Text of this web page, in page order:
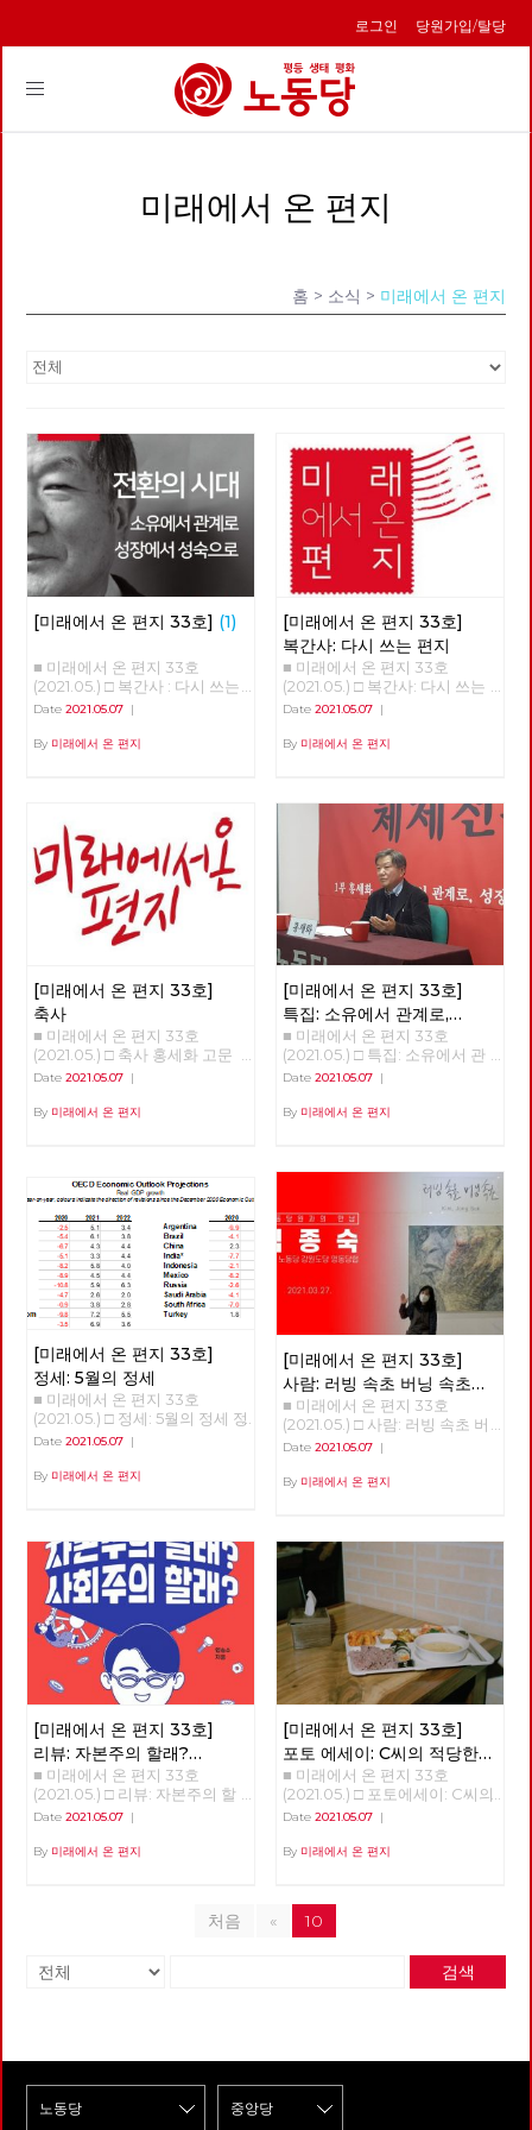
로그인 당원가입/탈당
Toggle
미래에서 온 편지
홈 > 소식 > 미래에서 온 편지
[미래에서 온 편지 33호] (1)
■ 미래에서 온 편지 33호
(2021.05.) □ 복간사 : 다시 쓰는
편지 □ 축사 □ 특집 : 소유에서
세 : 5월의 정세 □ 사람 : 러빙 속
■ 편집위원: 김석정, 나도원, 안
보영, 이용규, 적야, 현린
Date 2021.05.07 |
By 미래에서 온 편지
[미래에서 온 편지 33호]
복간사: 다시 쓰는 편지
■ 미래에서 온 편지 33호
(2021.05.) □ 복간사: 다시 쓰는
편지 노동당 기관지 [미래에서
6월 32호 이후 5년 만의 복간입
사회주의를 향한 노동당의 사유
를 다시 모아 내고 실천을 이어
간다는 것입니다. 끊어졌던 편지
를 다시 쓴다는 것은 끊어졌던
선을 다시 잇는다는 것입니다.
흩어져 있던 점들을 이어 다시
광장을 연다는 것입니다. 모두
가 쓸모 없다며 사회주의라는 과
거를 폐기하지만, 불가능하다며
사회주의라는 미래를 포기하지
만, 그리하여 자본주의라는 반인
간적, 반민주적, 반사회적 체제
속에 안주하지만, 노동당은 다릅
니다. 노동당은 다른 시간에 대
한 사유를 놓지 않습니다. 노동
당은 다른 공간을 위한 실천을
놓지 않습니다. 선이 끊어질 때,
점들은 고립되고 마침내 소멸합
다. 당원과 당원 사이의 선, 지역
과 지역 사이의 선, 당 안과 밖 사
이의 선, 그리고 과거와 현재, 미
래와 현재 사이의 선들을 이어
활성화할 때, 노동당의 광장 또
한 다시 열리고 다시 확장해 갈
것입니다. 어려운 조건이지만,
김석정, 나도원, 안보영, 이용규,
적야, 현린 6인의 편집위원이 우
선 시작합니다. 이갑용, 임수태,
홍세화 고문과 김일규, 김종숙
동지를 비롯한 당원들이 함께 해
주셨습니다. 덕분에 [미래에서
온 편지] 복간호인 33호를 시작
할 수 있었습니다. 앞으로 더 많
리라 믿습니다. 고맙습니다. 현
Date 2021.05.07|
By 미래에서 온 편지
[미래에서 온 편지 33호]
축사
■ 미래에서 온 편지 33호
(2021.05.) □ 축사 홍세화 고문
안녕하세요? 노동당 기관지 <
(온라인) 발간을 당원 여러분과
상에 알리는 장으로, 또한 우리
함께 학습하고 토론하는 텃밭으
로 활용되기를 바랍니다. “조직
하라, 학습하라, 선전(홍보)하
라”는 세월의 흐름 속에서도 결
코 시들 수 없는 명제입니다. 어
려운 시절을 보내고 또 보냈습니
다. 시지프스가 바위를 다시 끌
마음가짐으로 <미래에서 온 편
지>와 함께 하기 바랍니다. 임수
태 고문 ‘미래에서 온 편지’가
복간된다니 기쁩니다. 기관지가
당원들의 마음을 이어주는 다리
가 되고 침체된 당의 분위기를
깨뜨리는 활력소가 되어주었으
는 불평등과 환경 파괴, 기후 위
기 등은 자본주의 체제가 더 이
상 지속 가능하지 않다는 경고입
니다. 하지만 대한민국에서 자본
주의를 극복하지 않으면 안 된다
는 입장을 분명히 밝히고 있는
공당은 우리 노동당 밖에 없습니
다. 이런 이유 하나만으로도 우
리 노동당의 존재 이유는 충분하
다고 생각합니다. 기관지가 우리
노동당의 존재 이유를 증명하는
데 큰 역할을 해 주기를 바랍니
다. 이갑용 고문 노동당 기관지
복간을 바라 보며, 당대표 시절
'미래에서 온 편지'를 폐간하면
기관지를 재정 문제로 폐간을 하
이야기들 한 권이라도 더 살리려
고 사용하지 않는 복도에 보관을
책들마저도 둘 공간이 없어 폐기
처분했습니다. 아픔이 많은 기관
이기에 지키는 것은 어렵지 않으
리라 생각합니다. 앞장서 복간을
준비하신 동지들의 노고에 감사
드리고 기관지가 복간되면 당원
Date 2021.05.07 |
By 미래에서 온 편지
[미래에서 온 편지 33호]
특집: 소유에서 관계로,
성장에서 성숙으로
■ 미래에서 온 편지 33호
(2021.05.) □ 특집: 소유에서 관
계로, 성장에서 성숙으로 홍세화
관계로, 성장에서 성숙으로> 오
개념에서 벗어나고, 인간과 인간
사이는 물론 인간과 자연 사이의
관계를 재구성해야 한다는 의미
이다. 한국 사회에서 우리의 모
든 목표는 성장이었다. 우리 의
식을 지배하는 '소유와 성장'을
넘어 '관계와 성숙'이라는 개념
으로 변혁해야 한다. 해방의 조
건은 관계의 성숙 한국 사회는
총체적 위기에 몰려 있다. 이 위
기는 임계점에 가까이 왔다. 두
가지 위기가 있다. 자연과 기후
의 생태적 위기, 그리고 기술 혁
명으로 인한 체제 자체의 위기
다. 곧 인간이 통제할 수 없는 세
상이 올 것이다. ‘좀비’와 같은 처
지로 인간이 전락할 지도 모른
다. 통제할 수 없는 세상에서 인
것이다. <1984>와 <멋진 신세계
>의 제조되는 인간상, 그 세상이
얼마 남지 않았다. 학자들은 거
기까지 10~20년을 말한다. ‘정
권이 아니라 체제를 바꿔야 한
다’는 우리 당의 모토는 그래서
의미가 있다. 그런데도 우리는
아직 자본주의 체제가 강요한 소
유의 문제에서 전혀 벗어나지 못
한 현실에 있다. 노예의 반란이
성공해도 주인만 바뀔 뿐이지 노
예는 노예로 남는다. 지난날 촛
불 혁명에 이은 오늘 정치 현실
을 보라. 이런 현실을 기대한 것
인가. ‘노예’를 ‘인민’으로 바꾸어
금까지 계속 혁명과 투쟁을 말해
고 혁명조차도 권력을 소유하려
고 한다. 소유에 매몰되어 있을
다. 소유는 주체와 객체를 필연
적으로 구분하고 객체를 타자화
지 않는가? 그리하여 우리는 해
방의 조건을 이제 '소유와 성
장'이 아닌 '관계의 성숙'으로 재
구성해야 한다. 문제는 소유다
Date 2021.05.07|
By 미래에서 온 편지
[미래에서 온 편지 33호]
정세: 5월의 정세
■ 미래에서 온 편지 33호
(2021.05.) □ 정세: 5월의 정세 정
세 (1) - '경제회복'의 뒤에 가려진
께 번지기 시작한 코로나19 바이
던 것들을 보이도록 만들기도 했
다. 또한, 리오데자네이로에서의
나비의 날갯짓이 만든 미국의 허
리케인과도 같은 의외의 변화를
일으키기도 했다. 아직도 미래에
대한 불확실성이 사라졌다고 할
수는 없지만, 분명 지난 일년 반
정도의 시간 동안 바이러스 자체
에 대한 지식은 늘어났으며, 완
전하다고 할 수는 없지만 예방백
신과 치료제들이 만들어졌다. 또
한, 어떤 방역체계가 잘 작동하
는지 아닌지를 판별할 수 있는
경험들도 쌓이기 시작했다. 그와
함께, 이 바이러스의 창궐이 우
하는 점에 대한 단초들도 보이기
근 들어, 코로나19 바이러스의
확산 초기와 다른 변화 중 하나
역의 성공 정도를 경제성장률이
표였고, 아직도 국가별 질병의
확산 정도를 나타낼 때 이런 지
표를 사용하고 있다. 다만, 시간
이 지나면서 질병의 방역 정도
Date 2021.05.07 |
By 미래에서 온 편지
[미래에서 온 편지 33호]
사람: 러빙 속초 버닝 속초
‘김종숙’
■ 미래에서 온 편지 33호
(2021.05.) □ 사람: 러빙 속초 버
닝 속초 ‘김종숙’ 지난 3월, 서
서 화가이자 노동당 당원이신 김
시회를 찾아, 김종숙 동지와 속
깊은 인터뷰를 진행했습니다.
Date 2021.05.07|
By 미래에서 온 편지
[미래에서 온 편지 33호]
리뷰: 자본주의 할래?
사회주의 할래?
■ 미래에서 온 편지 33호
(2021.05.) □ 리뷰: 자본주의 할
래? 사회주의 할래? 자본주의와
입문서 자본주의와 사회주의.
무엇인가? 사회주의란 무엇인
떤 체제가 더 바람직한가? 그리
고 그 이유는 무엇인가? 이 질문
작가의 『자본주의 할래? 사회
자본주의와 사회주의를 대변하
Date 2021.05.07 |
By 미래에서 온 편지
[미래에서 온 편지 33호]
포토 에세이: C씨의 적당한
식단
■ 미래에서 온 편지 33호
(2021.05.) □ 포토에세이: C씨의
적당한 식단 그는 한 동안 구로
있었습니다. 건설기계 자격증을
한식부페에 갔기 때문입니다.
지금 생각해보면 솔직히 맛이 좋
도 나라에서 주는 카드로 식권을
받아 언젠간 나도 고급 노동자가
었습니다. '이게 내 삶에 도움이
지, 죽을 수도 있을거야.' 등의 생
Date 2021.05.07|
By 미래에서 온 편지
처음 « 10
검색